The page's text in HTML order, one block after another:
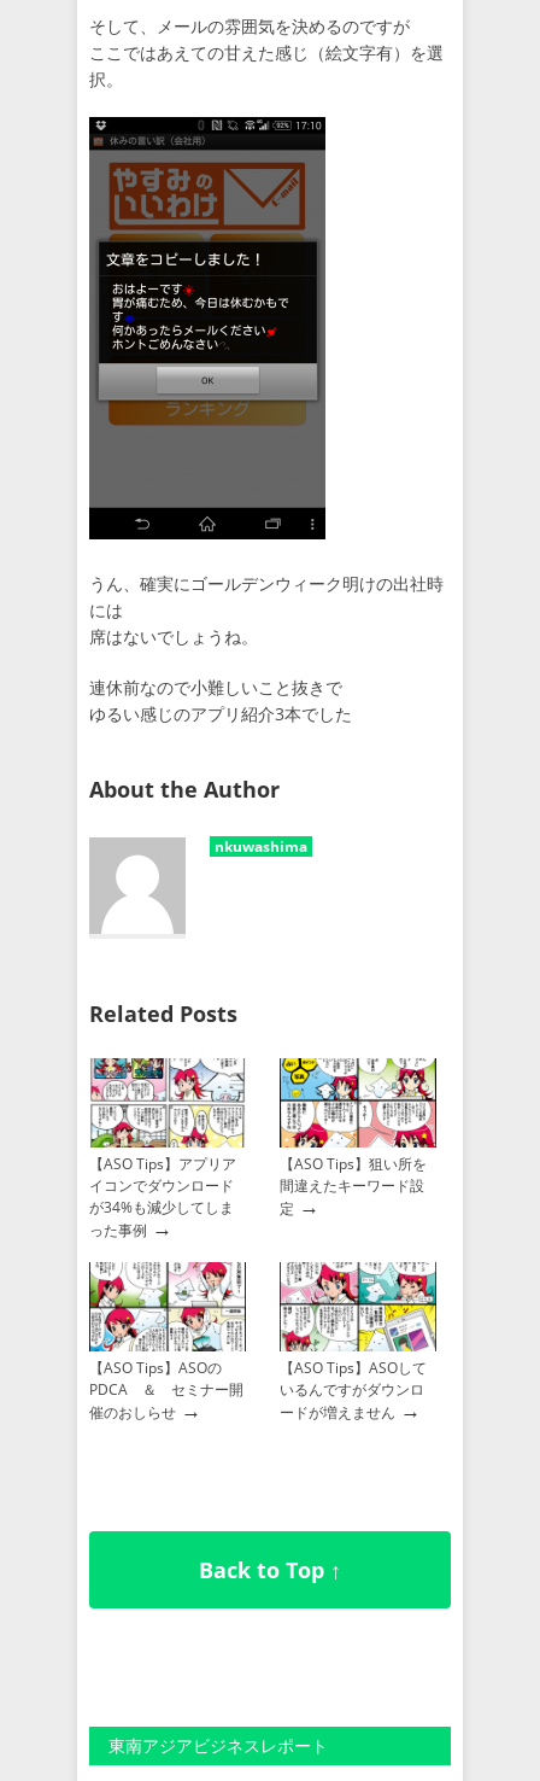
そして、メールの雰囲気を決めるのですが
ここではあえての甘えた感じ（絵文字有）を選
択。
うん、確実にゴールデンウィーク明けの出社時
には
席はないでしょうね。
連休前なので小難しいこと抜きで
ゆるい感じのアプリ紹介3本でした
About the Author
nkuwashima
Related Posts
【ASO Tips】アプリア
イコンでダウンロード
が34%も減少してしま
った事例 →
【ASO Tips】狙い所を
間違えたキーワード設
定 →
【ASO Tips】ASOの
PDCA ＆ セミナー開
催のおしらせ →
【ASO Tips】ASOして
いるんですがダウンロ
ードが増えません →
Back to Top ↑
東南アジアビジネスレポート